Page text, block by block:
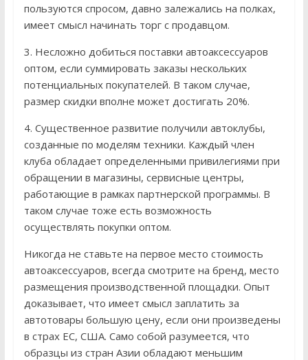
пользуются спросом, давно залежались на полках,
имеет смысл начинать торг с продавцом.
3. Несложно добиться поставки автоаксессуаров
оптом, если суммировать заказы нескольких
потенциальных покупателей. В таком случае,
размер скидки вполне может достигать 20%.
4. Существенное развитие получили автоклубы,
созданные по моделям техники. Каждый член
клуба обладает определенными привилегиями при
обращении в магазины, сервисные центры,
работающие в рамках партнерской программы. В
таком случае тоже есть возможность
осуществлять покупки оптом.
Никогда не ставьте на первое место стоимость
автоаксессуаров, всегда смотрите на бренд, место
размещения производственной площадки. Опыт
доказывает, что имеет смысл заплатить за
автотовары большую цену, если они произведены
в страх ЕС, США. Само собой разумеется, что
образцы из стран Азии обладают меньшим